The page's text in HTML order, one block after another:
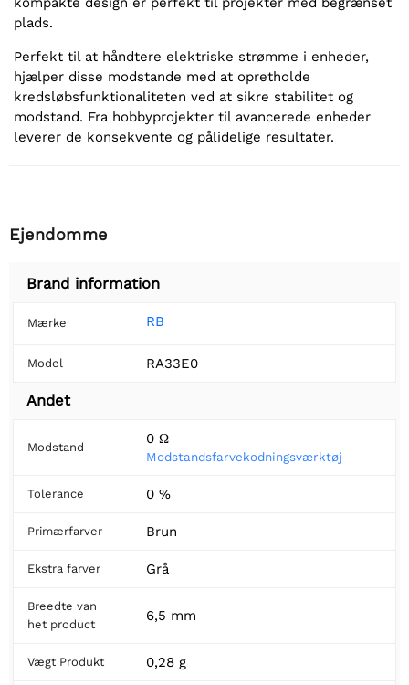
plads.
Perfekt til at håndtere elektriske strømme i enheder,
hjælper disse modstande med at opretholde
kredsløbsfunktionaliteten ved at sikre stabilitet og
modstand. Fra hobbyprojekter til avancerede enheder
leverer de konsekvente og pålidelige resultater.
Ejendomme
Brand information
Mærke RB
Model RA33E0
Andet
Modstand
0 Ω
Modstandsfarvekodningsværktøj
Tolerance 0 %
Primærfarver Brun
Ekstra farver Grå
Breedte van
het product
6,5 mm
Vægt Produkt 0,28 g